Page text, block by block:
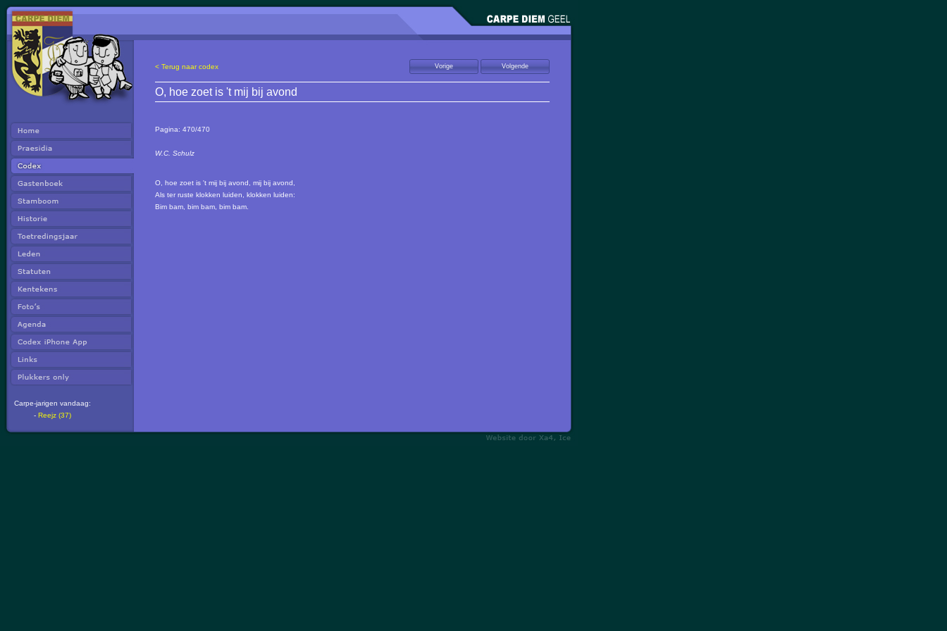
Carpe-jarigen vandaag:
- Reejz (37)
< Terug naar codex
O, hoe zoet is 't mij bij avond
Pagina: 470/470
W.C. Schulz
O, hoe zoet is 't mij bij avond, mij bij avond,
Als ter ruste klokken luiden, klokken luiden:
Bim bam, bim bam, bim bam.